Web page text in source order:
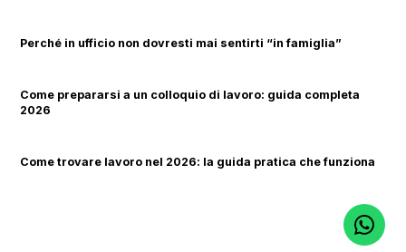
Perché in ufficio non dovresti mai sentirti “in famiglia”
Come prepararsi a un colloquio di lavoro: guida completa
2026
Come trovare lavoro nel 2026: la guida pratica che funziona